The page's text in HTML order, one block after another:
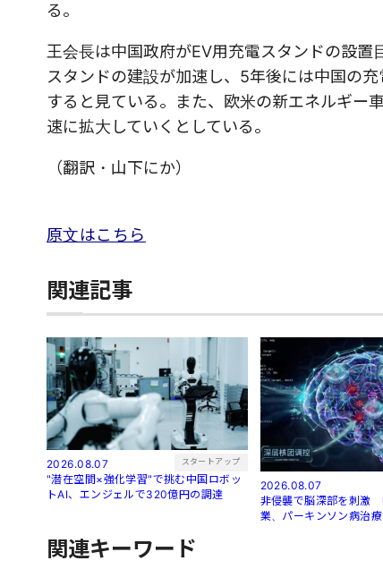
る。
王会長は中国政府がEV用充電スタンドの設
スタンドの建設が加速し、5年後には中国の
すると見ている。また、欧米の新エネルギー
速に拡大していくとしている。
（翻訳・山下にか）
原文はこちら
関連記事
2026.08.07 スタートアップ
"潜在空間×強化学習"で挑む中国ロボッ
トAI、エンジェルで320億円の調達
2026.08.07
非侵襲で脳深部を刺激
業、パーキンソン病治
関連キーワード